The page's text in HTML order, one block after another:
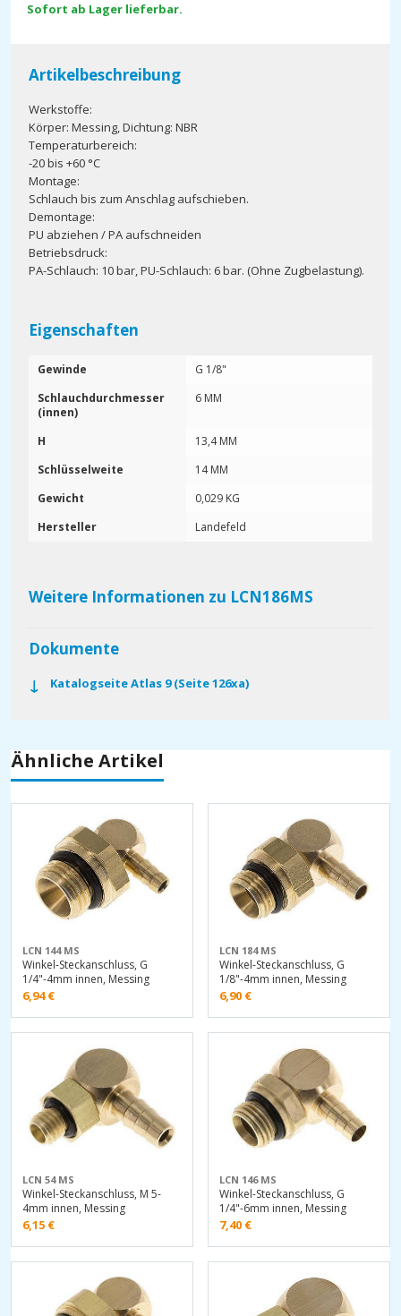
Sofort ab Lager lieferbar.
Artikelbeschreibung
Werkstoffe:
Körper: Messing, Dichtung: NBR
Temperaturbereich:
-20 bis +60 °C
Montage:
Schlauch bis zum Anschlag aufschieben.
Demontage:
PU abziehen / PA aufschneiden
Betriebsdruck:
PA-Schlauch: 10 bar, PU-Schlauch: 6 bar. (Ohne Zugbelastung).
Eigenschaften
Gewinde
G 1/8"
Schlauchdurchmesser
(innen)
6 MM
H
13,4 MM
Schlüsselweite
14 MM
Gewicht
0,029 KG
Hersteller
Landefeld
Weitere Informationen zu LCN186MS
Dokumente
Katalogseite Atlas 9 (Seite 126xa)
Ähnliche Artikel
LCN 144 MS
Winkel-Steckanschluss, G
1/4"-4mm innen, Messing
6,94€
LCN 184 MS
Winkel-Steckanschluss, G
1/8"-4mm innen, Messing
6,90 €
LCN 54 MS
Winkel-Steckanschluss, M 5-
4mm innen, Messing
6,15 €
LCN 146 MS
Winkel-Steckanschluss, G
1/4"-6mm innen, Messing
7,40 €